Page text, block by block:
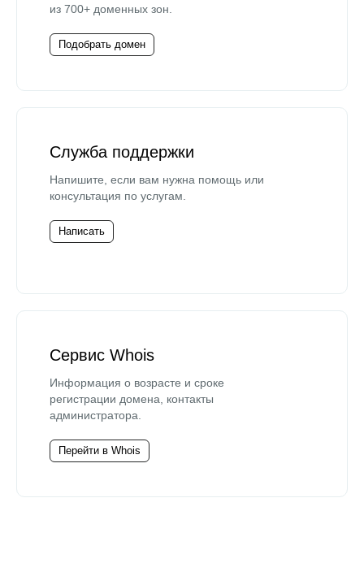
из 700+ доменных зон.
Подобрать домен
Служба поддержки
Напишите, если вам нужна помощь или
консультация по услугам.
Написать
Сервис Whois
Информация о возрасте и сроке
регистрации домена, контакты
администратора.
Перейти в Whois